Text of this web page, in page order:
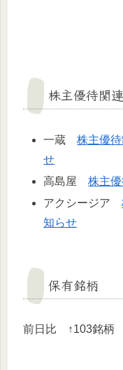
株主優待関
一蔵株主優
せ
高島屋株主
アクシージア
知らせ
保有銘柄
前日比 ↑103銘